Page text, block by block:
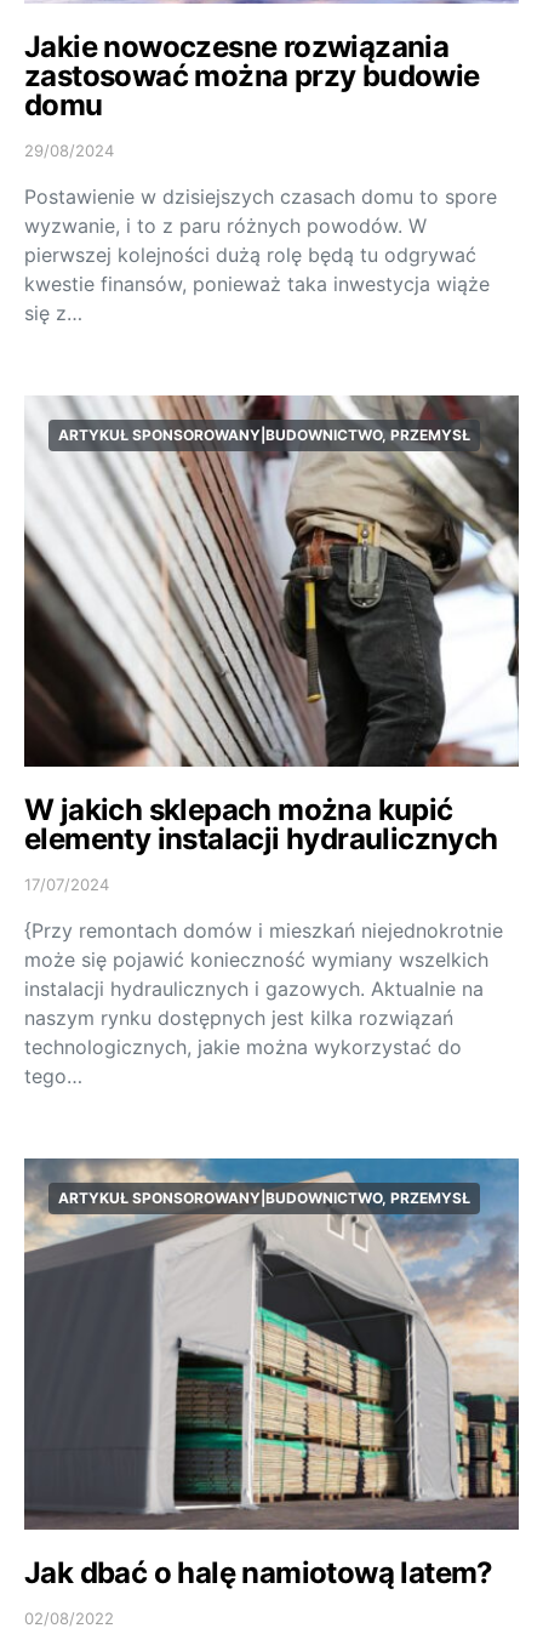
Jakie nowoczesne rozwiązania
zastosować można przy budowie
domu
29/08/2024
Postawienie w dzisiejszych czasach domu to spore
wyzwanie, i to z paru różnych powodów. W
pierwszej kolejności dużą rolę będą tu odgrywać
kwestie finansów, ponieważ taka inwestycja wiąże
się z…
ARTYKUŁ SPONSOROWANY|BUDOWNICTWO, PRZEMYSŁ
W jakich sklepach można kupić
elementy instalacji hydraulicznych
17/07/2024
{Przy remontach domów i mieszkań niejednokrotnie
może się pojawić konieczność wymiany wszelkich
instalacji hydraulicznych i gazowych. Aktualnie na
naszym rynku dostępnych jest kilka rozwiązań
technologicznych, jakie można wykorzystać do
tego…
ARTYKUŁ SPONSOROWANY|BUDOWNICTWO, PRZEMYSŁ
Jak dbać o halę namiotową latem?
02/08/2022